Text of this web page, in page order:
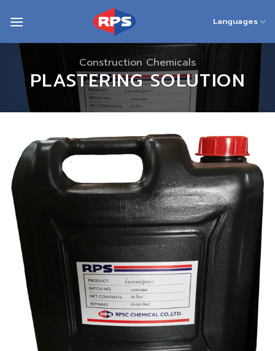
Languages
Construction Chemicals
PLASTERING SOLUTION